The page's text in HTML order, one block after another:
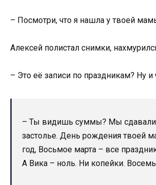
– Посмотри, что я нашла у твоей
Алексей полистал снимки,
– Это её записи по праздникам? Ну и
– Ты видишь суммы? Мы
застолье. День рождения твоей
год, Восьмое марта – все
А Вика – ноль. Ни копейки.